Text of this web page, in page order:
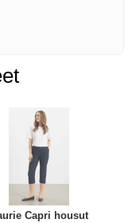
Capri housut